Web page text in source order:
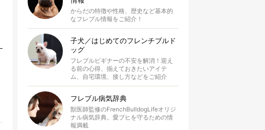
からだの特徴や性格、歴史など基本的
なフレブル情報をご紹介！
子犬／はじめてのフレンチブルド
ッグ
フレブルビギナーの不安を解消！迎え
る前の心得、揃えておきたいアイテ
ム、自宅環境、接し方などをご紹介
フレブル病気辞典
獣医師監修のFrenchBulldogLifeオリジ
ナル病気辞典。愛ブヒを守るための情
報満載